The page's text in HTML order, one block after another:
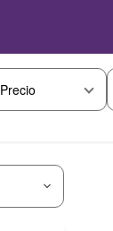
Precio